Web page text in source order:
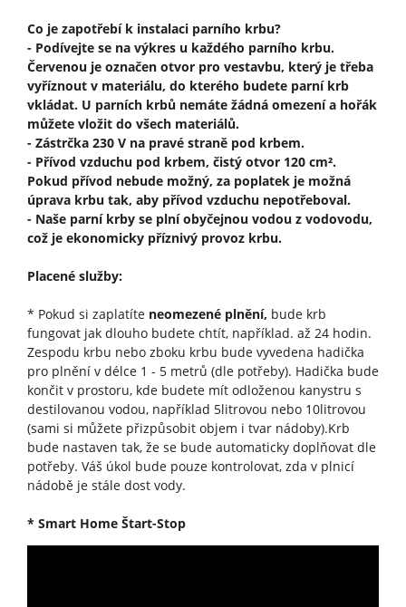
Co je zapotřebí k instalaci parního krbu?
- Podívejte se na výkres u každého parního krbu.
Červenou je označen otvor pro vestavbu, který je třeba
vyříznout v materiálu, do kterého budete parní krb
vkládat. U parních krbů nemáte žádná omezení a hořák
můžete vložit do všech materiálů.
- Zástrčka 230 V na pravé straně pod krbem.
- Přívod vzduchu pod krbem, čistý otvor 120 cm².
Pokud přívod nebude možný, za poplatek je možná
úprava krbu tak, aby přívod vzduchu nepotřeboval.
- Naše parní krby se plní obyčejnou vodou z vodovodu,
což je ekonomicky příznivý provoz krbu.
Placené služby:
* Pokud si zaplatíte neomezené plnění, bude krb
fungovat jak dlouho budete chtít, například. až 24 hodin.
Zespodu krbu nebo zboku krbu bude vyvedena hadička
pro plnění v délce 1 - 5 metrů (dle potřeby). Hadička bude
končit v prostoru, kde budete mít odloženou kanystru s
destilovanou vodou, například 5litrovou nebo 10litrovou
(sami si můžete přizpůsobit objem i tvar nádoby).Krb
bude nastaven tak, že se bude automaticky doplňovat dle
potřeby. Váš úkol bude pouze kontrolovat, zda v plnicí
nádobě je stále dost vody.
* Smart Home Štart-Stop